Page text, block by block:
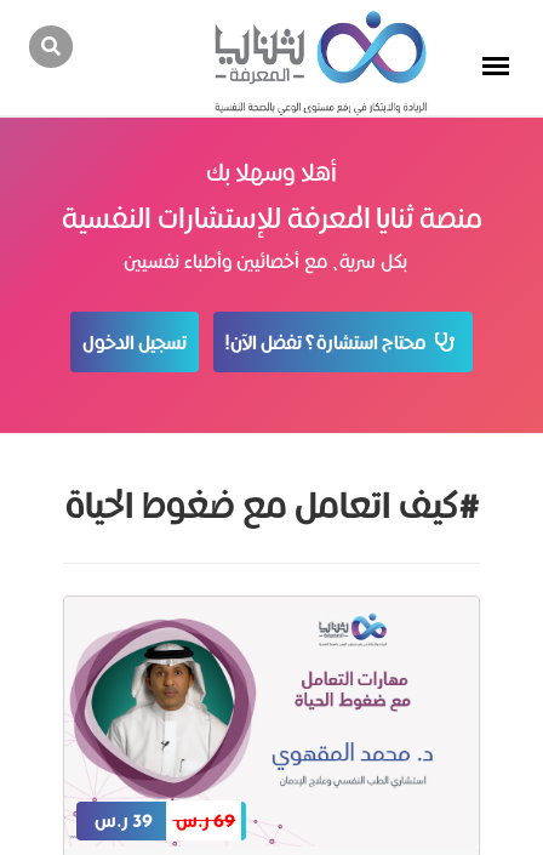
أهلا وسهلا بك
منصة ثنايا المعرفة للإستشارات النفسية
بكل سرية، مع أخصائيين وأطباء نفسيين
محتاج استشارة؟ تفضل الآن! تسجيل الدخول
#كيف اتعامل مع ضغوط الحياة
69 ر.س 39 ر.س